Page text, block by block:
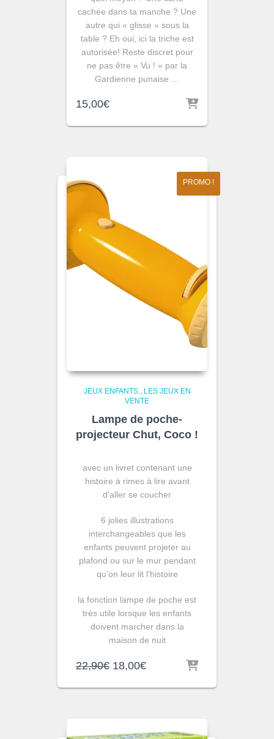
cachée dans ta manche ? Une
autre qui « glisse » sous la
table ? Eh oui, ici la triche est
autorisée! Reste discret pour
ne pas être « Vu ! » par la
Gardienne punaise …
15,00€
PROMO !
JEUX ENFANTS.
LES JEUX EN
VENTE
Lampe de poche-
projecteur Chut, Coco !
avec un livret contenant une
histoire à rimes à lire avant
d’aller se coucher
6 jolies illustrations
interchangeables que les
enfants peuvent projeter au
plafond ou sur le mur pendant
qu’on leur lit l’histoire
la fonction lampe de poche est
très utile lorsque les enfants
doivent marcher dans la
maison de nuit
22,90€ Le
initial
18,00€Le
actuel